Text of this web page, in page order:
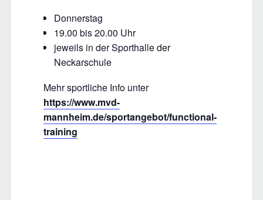
Donnerstag
19.00 bis 20.00 Uhr
jeweils in der Sporthalle der
Neckarschule
Mehr sportliche Info unter
https://www.mvd-
mannheim.de/sportangebot/functional-
training